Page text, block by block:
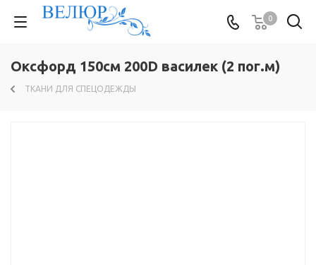
0
Оксфорд 150см 200D василек (2 пог.м)
ТКАНИ ДЛЯ СПЕЦОДЕЖДЫ